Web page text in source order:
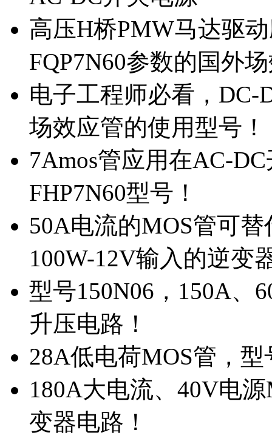
高压H桥PMW马达驱
FQP7N60参数的国外
电子工程师必看，DC-
场效应管的使用型号！
7Amos管应用在AC-
FHP7N60型号！
50A电流的MOS管可
100W-12V输入的逆变
型号150N06，150A、
升压电路！
28A低电荷MOS管，
180A大电流、40V电
变器电路！